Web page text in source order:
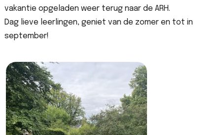
vakantie opgeladen weer terug naar de ARH.
Dag lieve leerlingen, geniet van de zomer en tot in
september!